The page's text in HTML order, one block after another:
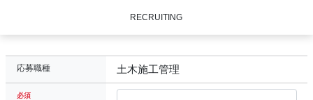
RECRUITING
応募職種 土木施工管理
必須